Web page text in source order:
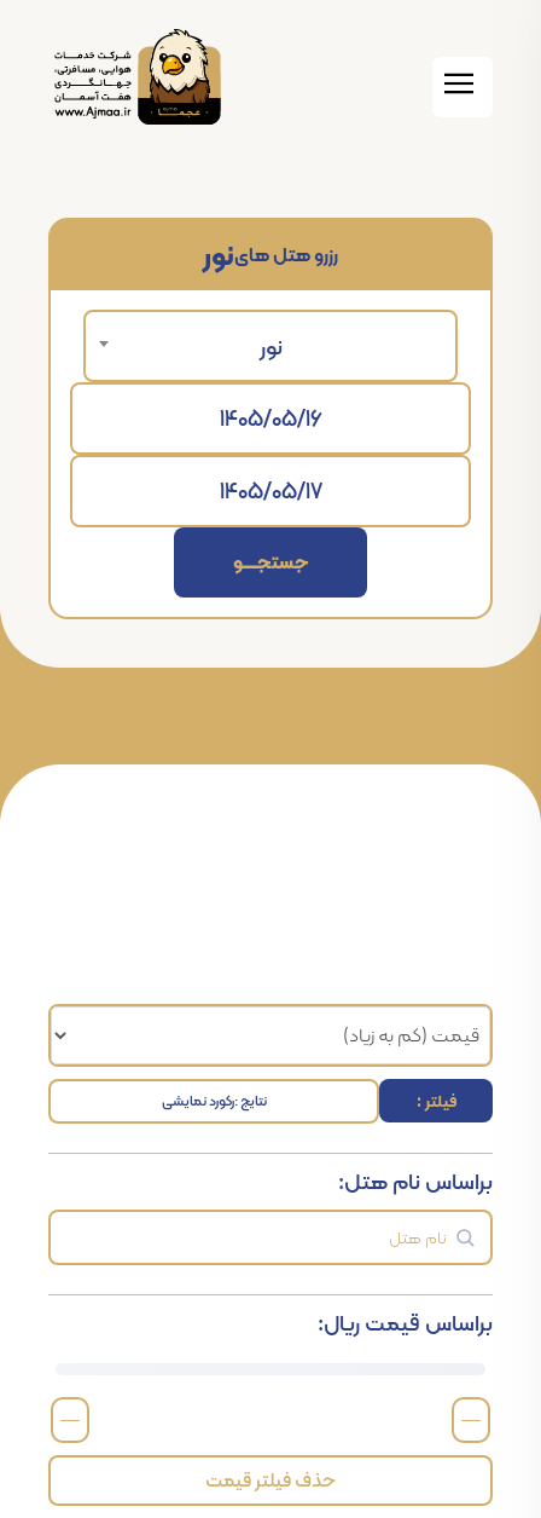
نوررزرو هتل های
نور
جستجــــــو
فیلتر : نتایج :رکورد نمایشی
براساس نام هتل:
براساس قیمت ریال:
—
—
حذف فیلتر قیمت